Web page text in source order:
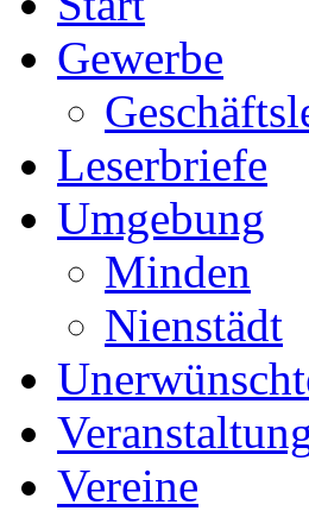
Gewerbe
Leserbriefe
Umgebung
Minden
Nienstädt
Vereine